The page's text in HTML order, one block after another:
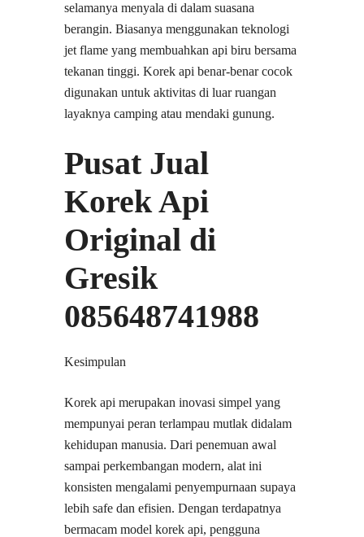
selamanya menyala di dalam suasana
berangin. Biasanya menggunakan teknologi
jet flame yang membuahkan api biru bersama
tekanan tinggi. Korek api benar-benar cocok
digunakan untuk aktivitas di luar ruangan
layaknya camping atau mendaki gunung.
Pusat Jual
Korek Api
Original di
Gresik
085648741988
Kesimpulan
Korek api merupakan inovasi simpel yang
mempunyai peran terlampau mutlak didalam
kehidupan manusia. Dari penemuan awal
sampai perkembangan modern, alat ini
konsisten mengalami penyempurnaan supaya
lebih safe dan efisien. Dengan terdapatnya
bermacam model korek api, pengguna